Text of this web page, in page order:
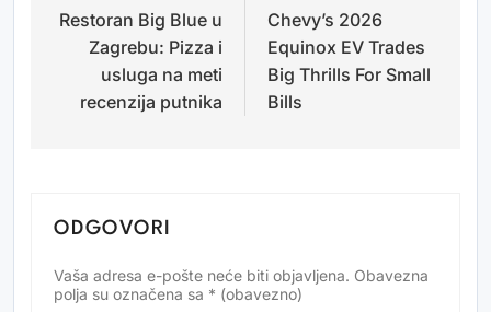
objava
Restoran Big Blue u
Zagrebu: Pizza i
usluga na meti
recenzija putnika
Chevy’s 2026
Equinox EV Trades
Big Thrills For Small
Bills
ODGOVORI
Vaša adresa e-pošte neće biti objavljena. Obavezna
polja su označena sa * (obavezno)
Alternative: